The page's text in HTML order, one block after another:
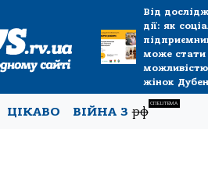
Від
дії: як
може стати
жінок
ЦІКАВО ВІЙНА Зрф
СПЕЦТЕМА